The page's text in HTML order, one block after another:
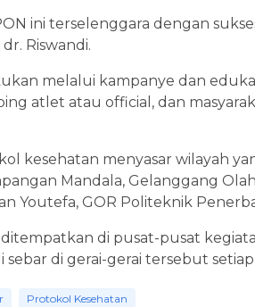
ini terselenggara dengan
Riswandi.
melalui kampanye dan
atlet atau official, dan
kesehatan menyasar wilayah
Mandala, Gelanggang
Youtefa, GOR Politeknik
di pusat-pusat
di gerai-gerai tersebut
Protokol Kesehatan